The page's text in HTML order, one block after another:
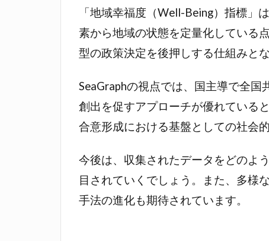
「地域幸福度（Well-Being）指標」
素から地域の状態を定量化している
型の政策決定を後押しする仕組みと
SeaGraphの視点では、国主導で全
創出を促すアプローチが優れている
合意形成における基盤としての社会
今後は、収集されたデータをどのよ
目されていくでしょう。また、多様
手法の進化も期待されています。